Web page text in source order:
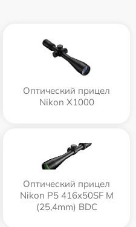
Оптический прицел
Nikon X1000
Оптический прицел
Nikon P5 416x50SF M
(25,4mm) BDC